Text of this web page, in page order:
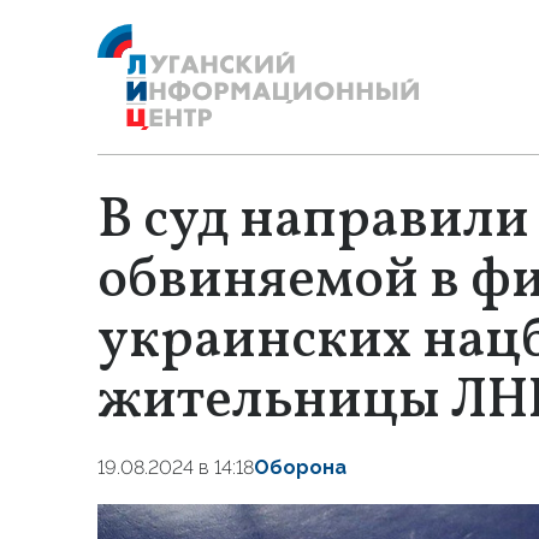
В суд
обвиняемой в
украинских
жительницы
19.08.2024 в 14:18Оборона